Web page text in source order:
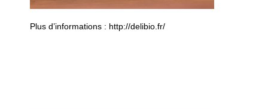
Plus d’informations : http://delibio.fr/